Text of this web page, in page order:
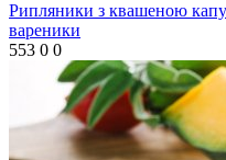
Рипляники з квашеною
вареники
553 0 0